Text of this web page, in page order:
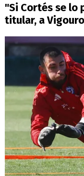
"Si Cortés se lo
titular, a